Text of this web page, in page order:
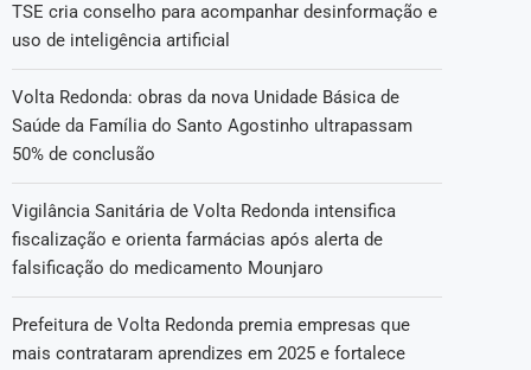
TSE cria conselho para acompanhar desinformação e
uso de inteligência artificial
Volta Redonda: obras da nova Unidade Básica de
Saúde da Família do Santo Agostinho ultrapassam
50% de conclusão
Vigilância Sanitária de Volta Redonda intensifica
fiscalização e orienta farmácias após alerta de
falsificação do medicamento Mounjaro
Prefeitura de Volta Redonda premia empresas que
mais contrataram aprendizes em 2025 e fortalece